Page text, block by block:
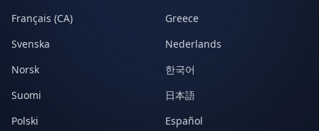
Français (CA)
Greece
Svenska
Nederlands
Norsk
한국어
Suomi
日本語
Polski
Español